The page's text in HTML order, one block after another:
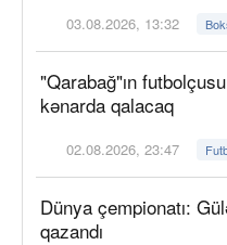
03.08.2026, 13:32
"Qarabağ"ın
kənarda qalacaq
02.08.2026, 23:47
Dünya çempionatı:
qazandı